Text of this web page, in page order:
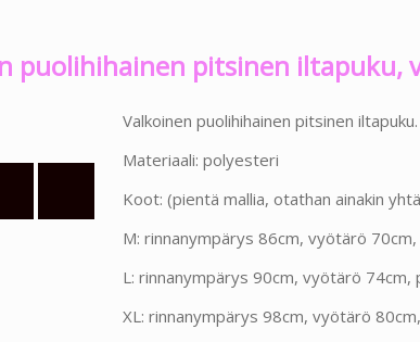
ilmestyy
tekstin päälle.
puolihihainen pitsinen iltapuku,
Valkoinen puolihihainen pitsinen iltapuku.
Materiaali: polyesteri
Koot: (pientä mallia, otathan ainakin
M: rinnanympärys 86cm, vyötärö
L: rinnanympärys 90cm, vyötärö 74cm,
XL: rinnanympärys 98cm, vyötärö